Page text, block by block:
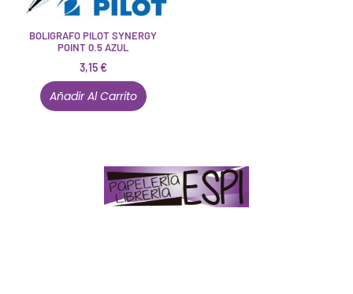
BOLIGRAFO PILOT SYNERGY
POINT 0.5 AZUL
3,15€
Añadir Al Carrito